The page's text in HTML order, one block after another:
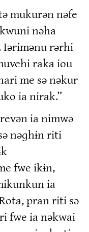
mukurən nəfe
nəha
rərhi
raka iou
me sə nəkur
ia nirak.”
ia nimwə
nəɡhɨn riti
fwe ikɨn,
ia
pran riti sə
fwe ia nəkwai